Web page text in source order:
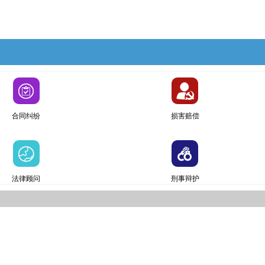
合同纠纷 损害赔偿
法律顾问 刑事辩护